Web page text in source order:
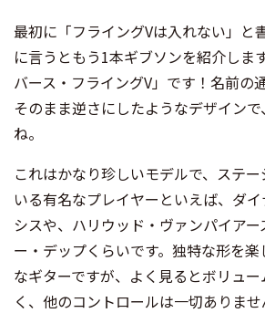
最初に「フライングVは入れない」と
に言うともう1本ギブソンを紹介しま
バース・フライングV」です！名前の
そのまま逆さにしたようなデザイン
ね。
これはかなり珍しいモデルで、ステ
いる有名なプレイヤーといえば、ダ
シスや、ハリウッド・ヴァンパイア
ー・デップくらいです。独特な形を
なギターですが、よく見るとボリュ
く、他のコントロールは一切ありま